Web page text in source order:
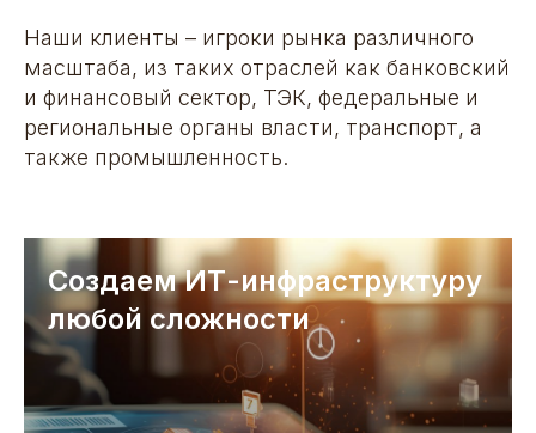
Наши клиенты – игроки рынка различного
масштаба, из таких отраслей как банковский
и финансовый сектор, ТЭК, федеральные и
региональные органы власти, транспорт, а
также промышленность.
Создаем ИТ-инфраструктуру
любой сложности